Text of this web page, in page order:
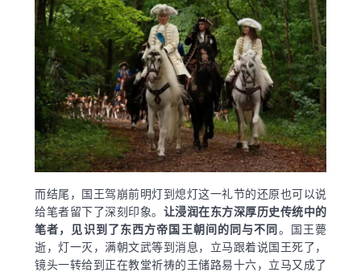
而结尾，国王驾崩前明灯到熄灯这一礼节的还原也可以说
给笔者留下了深刻印象。 让浸润在东方深厚历史传统中的
笔者，见识到了东西方帝国王朝间的同与不同。国王薨
逝，灯一灭，满朝文武等到消息，立马跟着说国王死了，
镜头一转给到正在教堂祈祷的王储路易十六，立马又成了